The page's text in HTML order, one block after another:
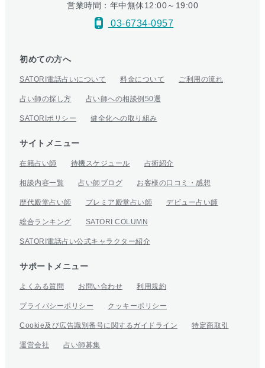
営業時間：年中無休12:00～19:00
03-6734-0957
初めての方へ
SATORI電話占いについて 料金について ご利用の流れ
占い師の探し方 占い師への相談例50選
SATORIポリシー 健全化への取り組み
サイトメニュー
在籍占い師 待機スケジュール 占術紹介
相談内容一覧 占い師ブログ お客様の口コミ・感想
歴代殿堂占い師 プレミア殿堂占い師 デビュー占い師
総合ランキング SATORI COLUMN
SATORI電話占い公式キャラクター紹介
サポートメニュー
よくある質問 お問い合わせ 利用規約
プライバシーポリシー クッキーポリシー
Cookie及び広告識別番号に関するガイドライン 特定商取引
運営会社 占い師募集